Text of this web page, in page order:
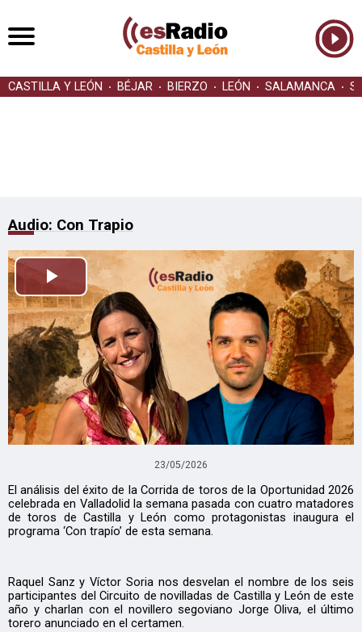
CASTILLA Y LEÓN BÉJAR BIERZO LEÓN SALAMANCA
Audio: Con Trapio
Reproducir
23/05/2026
El análisis del éxito de la Corrida de toros de la Oportunidad 2026
celebrada en Valladolid la semana pasada con cuatro matadores
de toros de Castilla y León como protagonistas inaugura el
programa ‘Con trapío’ de esta semana.
Raquel Sanz y Víctor Soria nos desvelan el nombre de los seis
participantes del Circuito de novilladas de Castilla y León de este
año y charlan con el novillero segoviano Jorge Oliva, el último
torero anunciado en el certamen.